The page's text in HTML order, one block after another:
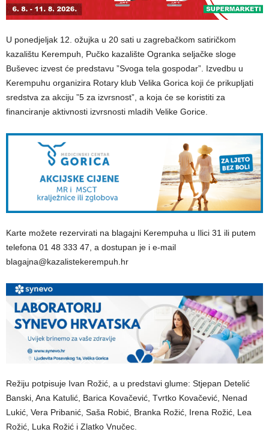
U ponedjeljak 12. ožujka u 20 sati u zagrebačkom satiričkom
kazalištu Kerempuh, Pučko kazalište Ogranka seljačke sloge
Buševec izvest će predstavu ”Svoga tela gospodar”. Izvedbu u
Kerempuhu organizira Rotary klub Velika Gorica koji će prikupljati
sredstva za akciju ”5 za izvrsnost”, a koja će se koristiti za
financiranje aktivnosti izvrsnosti mladih Velike Gorice.
Karte možete rezervirati na blagajni Kerempuha u Ilici 31 ili putem
telefona 01 48 333 47, a dostupan je i e-mail
blagajna@kazalistekerempuh.hr
Režiju potpisuje Ivan Rožić, a u predstavi glume: Stjepan Detelić
Banski, Ana Katulić, Barica Kovačević, Tvrtko Kovačević, Nenad
Lukić, Vera Pribanić, Saša Robić, Branka Rožić, Irena Rožić, Lea
Rožić, Luka Rožić i Zlatko Vnučec.